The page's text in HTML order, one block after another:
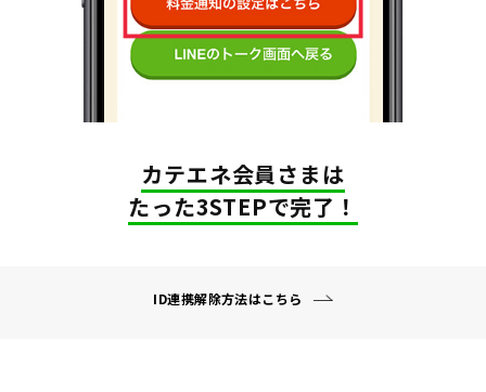
カテエネ会員さまは
たった3STEPで完了！
ID連携解除方法はこちら